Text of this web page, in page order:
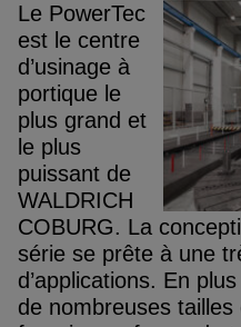
Le PowerTec
est le centre
d’usinage à
portique le
plus grand et
le plus
puissant de
WALDRICH
COBURG. La
série se prête à une
d’applications. En
de nombreuses